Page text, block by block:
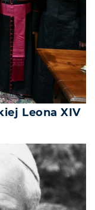
Leona XIV